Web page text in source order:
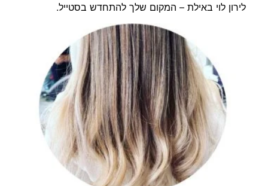
לירון לוי באילת – המקום שלך להתחדש בסטייל.